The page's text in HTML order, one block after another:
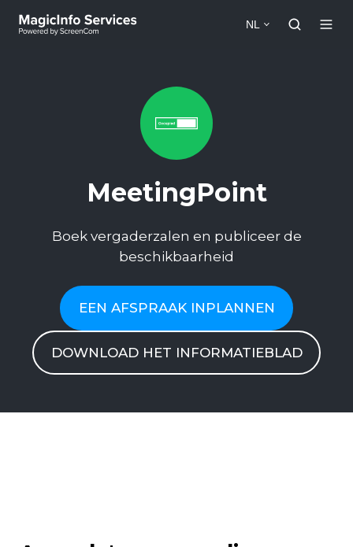
NL
MeetingPoint
Boek vergaderzalen en publiceer de
beschikbaarheid
EEN AFSPRAAK INPLANNEN
DOWNLOAD HET INFORMATIEBLAD